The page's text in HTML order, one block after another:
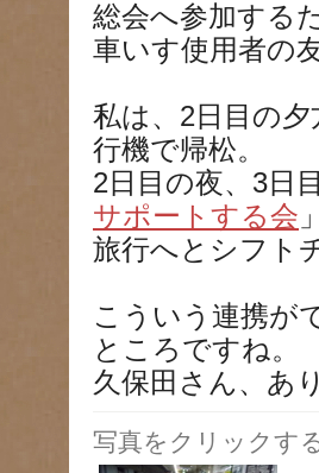
総会へ参加する
車いす使用者の
私は、2日目の
行機で帰松。
2日目の夜、3日
サポートする会
旅行へとシフト
こういう連携が
ところですね。
久保田さん、あ
写真をクリックす